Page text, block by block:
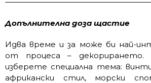
Допълнителна доза щастие
Идва време и за може би най-
от процеса –
изберете специална тема:
африкански стил, морски